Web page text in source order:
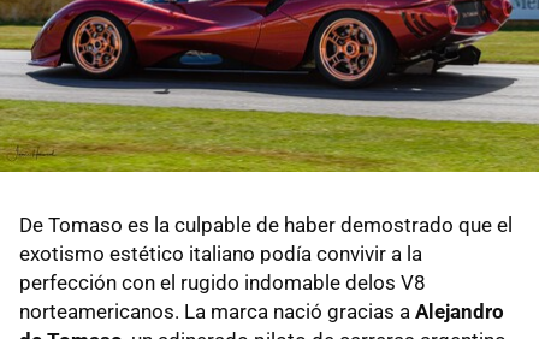
Spania GTA
Rolls-Royce
Bentley
Pagani
De Tomaso es la culpable de haber demostrado que el
exotismo estético italiano podía convivir a la
perfección con el rugido indomable delos V8
norteamericanos. La marca nació gracias a Alejandro